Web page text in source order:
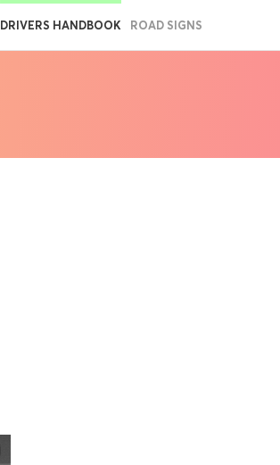
DRIVERS HANDBOOK ROAD SIGNS